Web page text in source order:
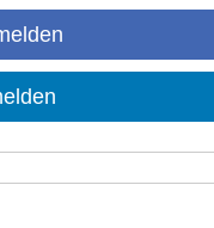
• Kostenfreie